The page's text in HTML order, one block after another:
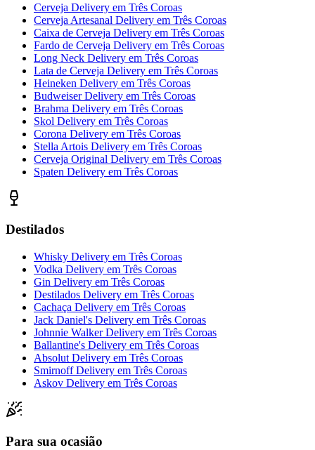
Cerveja Delivery em Três Coroas
Cerveja Artesanal Delivery em Três Coroas
Caixa de Cerveja Delivery em Três Coroas
Fardo de Cerveja Delivery em Três Coroas
Long Neck Delivery em Três Coroas
Lata de Cerveja Delivery em Três Coroas
Heineken Delivery em Três Coroas
Budweiser Delivery em Três Coroas
Brahma Delivery em Três Coroas
Skol Delivery em Três Coroas
Corona Delivery em Três Coroas
Stella Artois Delivery em Três Coroas
Cerveja Original Delivery em Três Coroas
Spaten Delivery em Três Coroas
Destilados
Whisky Delivery em Três Coroas
Vodka Delivery em Três Coroas
Gin Delivery em Três Coroas
Destilados Delivery em Três Coroas
Cachaça Delivery em Três Coroas
Jack Daniel's Delivery em Três Coroas
Johnnie Walker Delivery em Três Coroas
Ballantine's Delivery em Três Coroas
Absolut Delivery em Três Coroas
Smirnoff Delivery em Três Coroas
Askov Delivery em Três Coroas
Para sua ocasião